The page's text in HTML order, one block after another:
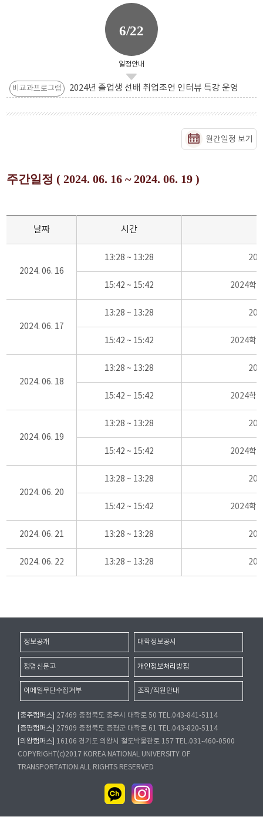
6/22
일정안내
비교과프로그램 2024년 졸업생 선배 취업조언 인터뷰 특강 운영
월간일정 보기
주간일정 ( 2024. 06. 16 ~ 2024. 06. 19 )
날짜 시간
2024. 06. 16
13:28 ~ 13:28
15:42 ~ 15:42 2024학
2024. 06. 17
13:28 ~ 13:28
15:42 ~ 15:42 2024학
2024. 06. 18
13:28 ~ 13:28
15:42 ~ 15:42 2024학
2024. 06. 19
13:28 ~ 13:28
15:42 ~ 15:42 2024학
2024. 06. 20
13:28 ~ 13:28
15:42 ~ 15:42 2024학
2024. 06. 21 13:28 ~ 13:28
2024. 06. 22 13:28 ~ 13:28
정보공개 대학정보공시
청렴신문고 개인정보처리방침
이메일무단수집거부 조직/직원안내
[충주캠퍼스]
27469 충청북도 충주시 대학로 50 TEL.043-841-5114
[증평캠퍼스]
27909 충청북도 증평군 대학로 61 TEL.043-820-5114
[의왕캠퍼스]
16106 경기도 의왕시 철도박물관로 157 TEL.031-460-0500
COPYRIGHT(c)2017 KOREA NATIONAL UNIVERSITY OF
TRANSPORTATION.ALL RIGHTS RESERVED